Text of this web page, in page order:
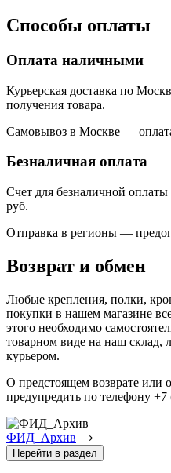
Способы оплаты
Оплата наличными
Курьерская доставка по
получения товара.
Самовывоз в Москве —
Безналичная оплата
Счет для безналичной оплаты
руб.
Отправка в регионы —
Возврат и обмен
Любые крепления, полки,
покупки в нашем магазине
этого необходимо
товарном виде на наш склад,
курьером.
О предстоящем возврате или
предупредить по телефону +7
ФИД_Архив
Перейти в раздел